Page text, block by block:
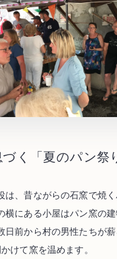
く「夏のパン祭
は、昔ながらの石窯で焼
横にある小屋はパン窯の
日前から村の男性たちが
けて窯を温めます。